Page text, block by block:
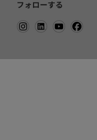
フォローする